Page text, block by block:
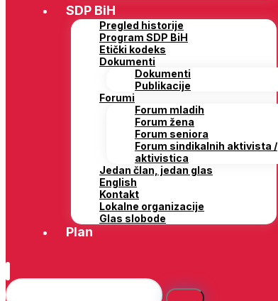
SDP BiH
Pregled historije
Program SDP BiH
Etički kodeks
Dokumenti
Dokumenti
Publikacije
Forumi
Forum mladih
Forum žena
Forum seniora
Forum sindikalnih aktivista /
aktivistica
Jedan član, jedan glas
English
Kontakt
Lokalne organizacije
Glas slobode
Plan